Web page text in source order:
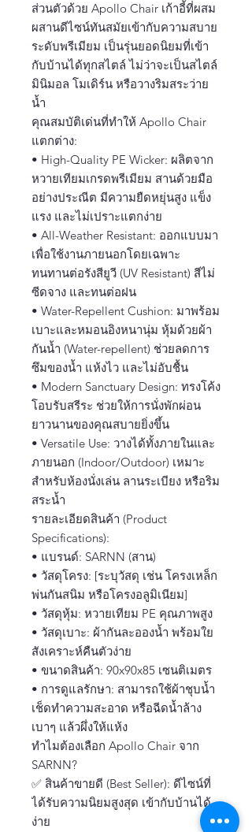
ส่วนตัวด้วย Apollo Chair เก้าอี้ที่ผสม
ผสานดีไซน์ทันสมัยเข้ากับความสบาย
ระดับพรีเมียม เป็นรุ่นยอดนิยมที่เข้า
กับบ้านได้ทุกสไตล์ ไม่ว่าจะเป็นสไตล์
มินิมอล โมเดิร์น หรือวางริมสระว่าย
น้ำ
คุณสมบัติเด่นที่ทำให้ Apollo Chair
แตกต่าง:
• High-Quality PE Wicker: ผลิตจาก
หวายเทียมเกรดพรีเมียม สานด้วยมือ
อย่างประณีต มีความยืดหยุ่นสูง แข็ง
แรง และไม่เปราะแตกง่าย
• All-Weather Resistant: ออกแบบมา
เพื่อใช้งานภายนอกโดยเฉพาะ
ทนทานต่อรังสียูวี (UV Resistant) สีไม่
ซีดจาง และทนต่อฝน
• Water-Repellent Cushion: มาพร้อม
เบาะและหมอนอิงหนานุ่ม หุ้มด้วยผ้า
กันน้ำ (Water-repellent) ช่วยลดการ
ซึมของน้ำ แห้งไว และไม่อับชื้น
• Modern Sanctuary Design: ทรงโค้ง
โอบรับสรีระ ช่วยให้การนั่งพักผ่อน
ยาวนานของคุณสบายยิ่งขึ้น
• Versatile Use: วางได้ทั้งภายในและ
ภายนอก (Indoor/Outdoor) เหมาะ
สำหรับห้องนั่งเล่น ลานระเบียง หรือริม
สระน้ำ
รายละเอียดสินค้า (Product
Specifications):
• แบรนด์: SARNN (สาน)
• วัสดุโครง: [ระบุวัสดุ เช่น โครงเหล็ก
พ่นกันสนิม หรือโครงอลูมิเนียม]
• วัสดุหุ้ม: หวายเทียม PE คุณภาพสูง
• วัสดุเบาะ: ผ้ากันละอองน้ำ พร้อมใย
สังเคราะห์คืนตัวง่าย
• ขนาดสินค้า: 90x90x85 เซนติเมตร
• การดูแลรักษา: สามารถใช้ผ้าชุบน้ำ
เช็ดทำความสะอาด หรือฉีดน้ำล้าง
เบาๆ แล้วผึ่งให้แห้ง
ทำไมต้องเลือก Apollo Chair จาก
SARNN?
✅ สินค้าขายดี (Best Seller): ดีไซน์ที่
ได้รับความนิยมสูงสุด เข้ากับบ้านได้
ง่าย